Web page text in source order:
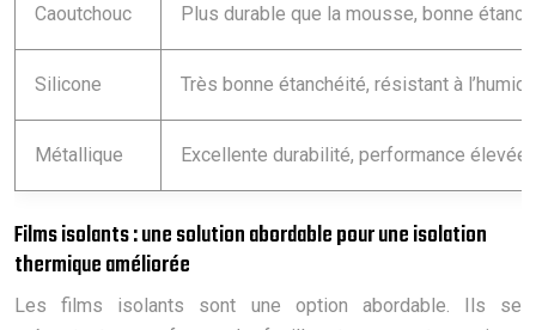
Caoutchouc Plus durable que la mousse, bonne
Silicone Très bonne étanchéité, résistant à
Métallique Excellente durabilité, performance élevée
Films isolants : une solution abordable pour une isolation
thermique améliorée
Les films isolants sont une option abordable. Ils se